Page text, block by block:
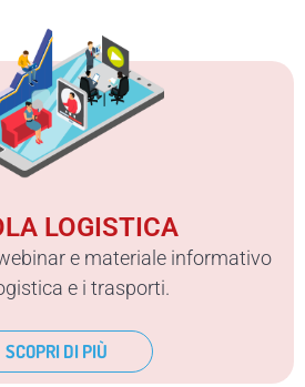
LOGISTICA
e materiale informativo
e i trasporti.
SCOPRI DI PIÙ